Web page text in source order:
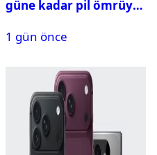
güne kadar pil ömrüyle
1 gün önce